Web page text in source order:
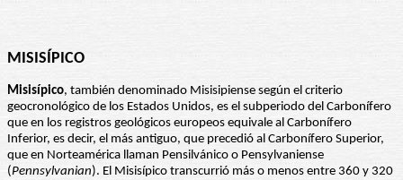
MISISÍPICO
Misisípico, también denominado Misisipiense según el criterio
geocronológico de los Estados Unidos, es el subperiodo del Carbonífero
que en los registros geológicos europeos equivale al Carbonífero
Inferior, es decir, el más antiguo, que precedió al Carbonífero Superior,
que en Norteamérica llaman Pensilvánico o Pensylvaniense
(Pennsylvanian). El Misisípico transcurrió más o menos entre 360 y 320